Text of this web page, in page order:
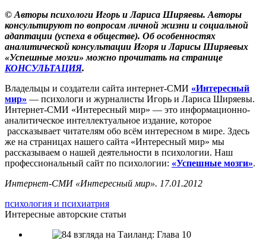
© Авторы психологи Игорь и Лариса Ширяевы. Авторы
консультируют по вопросам личной жизни и социальной
адаптации (успеха в обществе). Об особенностях
аналитической консультации Игоря и Ларисы Ширяевых
«Успешные мозги» можно прочитать на странице
КОНСУЛЬТАЦИЯ.
Владельцы и создатели сайта интернет-СМИ «Интересный
мир» — психологи и журналисты Игорь и Лариса Ширяевы.
Интернет-СМИ «Интересный мир» — это информационно-
аналитическое интеллектуальное издание, которое
рассказывает читателям обо всём интересном в мире. Здесь
же на страницах нашего сайта «Интересный мир» мы
рассказываем о нашей деятельности в психологии. Наш
профессиональный сайт по психологии: «Успешные мозги».
Интернет-СМИ «Интересный мир». 17.01.2012
психология и психиатрия
Интересные авторские статьи